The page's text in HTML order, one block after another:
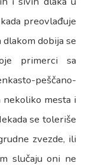
preovlađuje
dobija se
primerci sa
peščano-
nekoliko mesta i
se toleriše
zvezde, ili
slučaju oni ne